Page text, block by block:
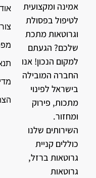
אמינה ומקצועית
לטיפול בפסולת
וגרוטאות מתכת
שלכם? הגעתם
למקום הנכון! אנו
החברה המובילה
בישראל לפינוי
מתכות, פירוק
ומחזור.
השירותים שלנו
כוללים קניית
גרוטאות ברזל,
גרוטאות